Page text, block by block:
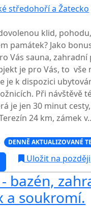
středohoří a Žatecko
klid, pohodu,
památek? Jako
Vás sauna, zahradní
je pro Vás, to vše
je k dispozici
Při návštěvě
je jen 30 minut
24 km, zámek
DENNĚ AKTUALIZOVANÉ
Uložit na později
bazén,
a soukromí.